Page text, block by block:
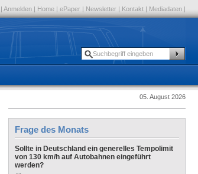
| Anmelden | Home | ePaper | Newsletter | Kontakt | Mediadaten |
05. August 2026
Frage des Monats
Sollte in Deutschland ein generelles Tempolimit
von 130 km/h auf Autobahnen eingeführt
werden?